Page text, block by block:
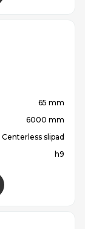
65 mm
6000 mm
Centerless slipad
h9